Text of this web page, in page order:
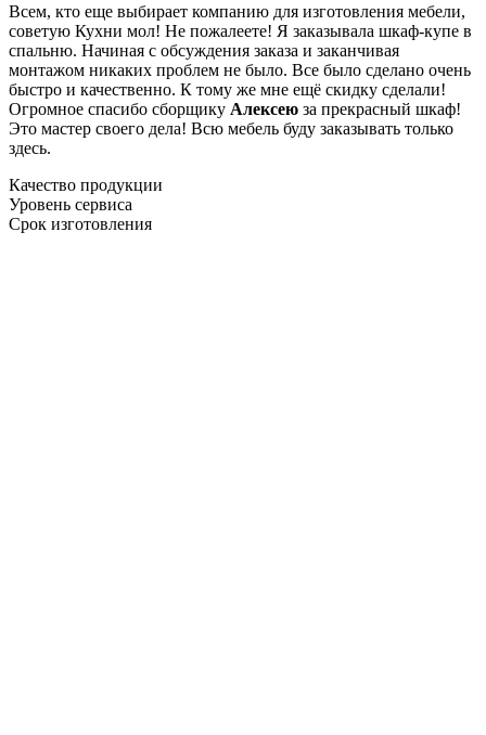
Всем, кто еще выбирает компанию для изготовления мебели,
советую Кухни мол! Не пожалеете! Я заказывала шкаф-купе в
спальню. Начиная с обсуждения заказа и заканчивая
монтажом никаких проблем не было. Все было сделано очень
быстро и качественно. К тому же мне ещё скидку сделали!
Огромное спасибо сборщику Алексею за прекрасный шкаф!
Это мастер своего дела! Всю мебель буду заказывать только
здесь.
Качество продукции
Уровень сервиса
Срок изготовления